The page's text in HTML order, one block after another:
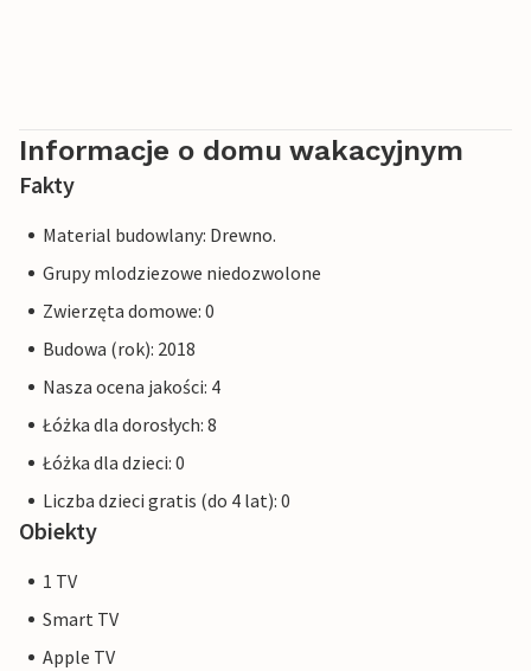
Informacje o domu wakacyjnym
Fakty
Material budowlany: Drewno.
Grupy mlodziezowe niedozwolone
Zwierzęta domowe: 0
Budowa (rok): 2018
Nasza ocena jakości: 4
Łóżka dla dorosłych: 8
Łóżka dla dzieci: 0
Liczba dzieci gratis (do 4 lat): 0
Obiekty
1 TV
Smart TV
Apple TV